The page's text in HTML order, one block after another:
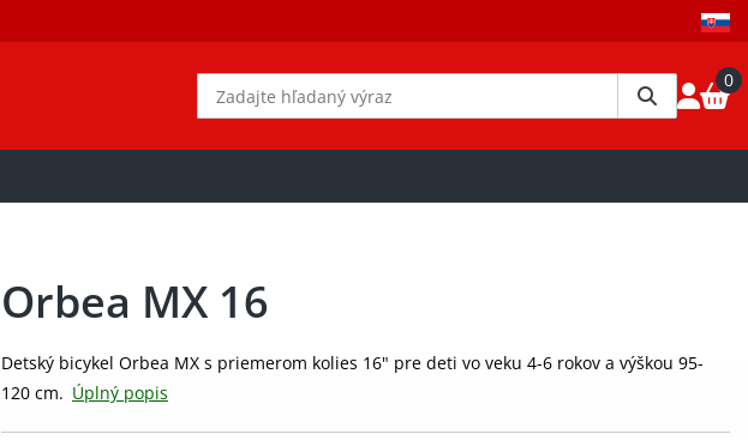
0
Orbea MX 16
Detský bicykel Orbea MX s priemerom kolies 16" pre deti vo veku 4-6 rokov a výškou 95-
120 cm. Úplný popis